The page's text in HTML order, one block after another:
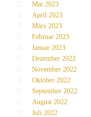
Mai 2023
April 2023
März 2023
Februar 2023
Januar 2023
Dezember 2022
November 2022
Oktober 2022
September 2022
August 2022
Juli 2022